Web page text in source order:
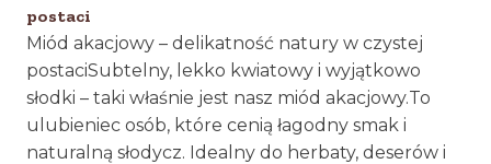
postaci
Miód akacjowy – delikatność natury w czystej
postaciSubtelny, lekko kwiatowy i wyjątkowo
słodki – taki właśnie jest nasz miód akacjowy.To
ulubieniec osób, które cenią łagodny smak i
naturalną słodycz. Idealny do herbaty, deserów i